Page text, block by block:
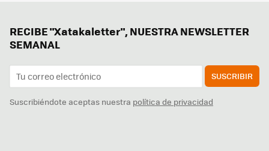
RECIBE "Xatakaletter", NUESTRA NEWSLETTER
SEMANAL
SUSCRIBIR
Suscribiéndote aceptas nuestra política de privacidad